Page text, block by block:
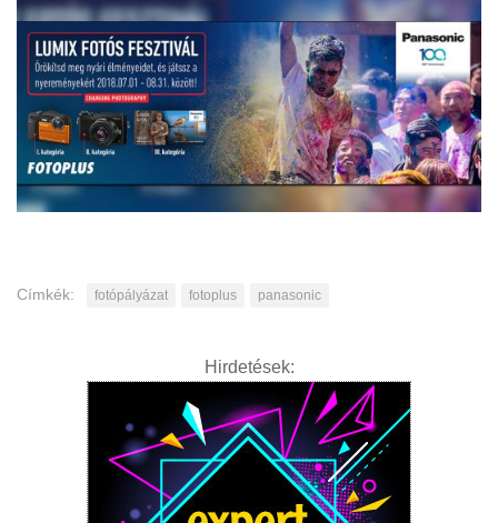
Címkék: fotópályázat fotoplus panasonic
Hirdetések: